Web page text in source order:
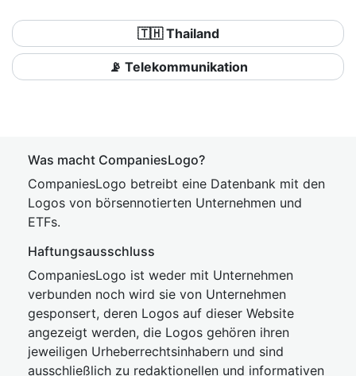
🇹🇭 Thailand
📡 Telekommunikation
Was macht CompaniesLogo?
CompaniesLogo betreibt eine Datenbank mit den
Logos von börsennotierten Unternehmen und
ETFs.
Haftungsausschluss
CompaniesLogo ist weder mit Unternehmen
verbunden noch wird sie von Unternehmen
gesponsert, deren Logos auf dieser Website
angezeigt werden, die Logos gehören ihren
jeweiligen Urheberrechtsinhabern und sind
ausschließlich zu redaktionellen und informativen